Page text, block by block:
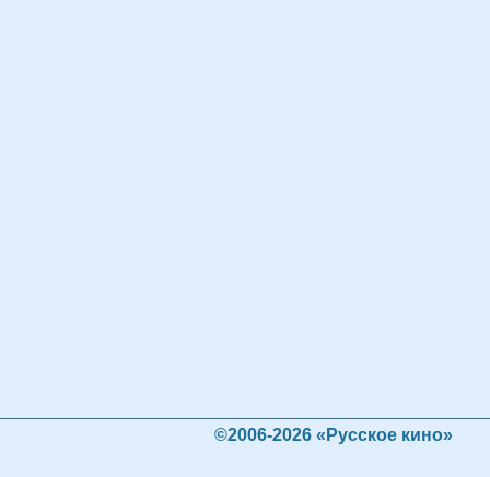
©2006-2026 «Русское кино»